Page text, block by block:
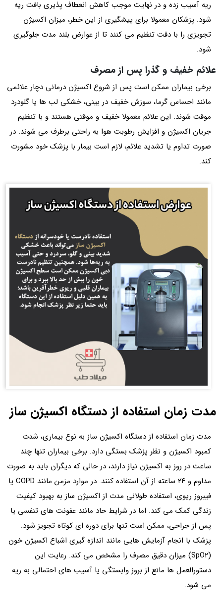
ریه آسیب زده و در نهایت موجب کاهش انعطاف‌ پذیری بافت ریه
شود. پزشکان معمولا برای پیشگیری از این خطر، میزان اکسیژن
تجویزی را با دقت تنظیم می کنند تا از عوارض بلند مدت جلوگیری
شود.
علائم خفیف و گذرا پس از مصرف
برخی بیماران ممکن است پس از شروع اکسیژن‌ درمانی دچار علائمی
مانند احساس گرما، سوزش خفیف در بینی، خشکی لب‌ ها یا گلودرد
موقت شوند. این علائم معمولا خفیف و موقتی هستند و با تنظیم
جریان اکسیژن و افزایش رطوبت هوا به‌ راحتی برطرف می شوند. در
صورت تداوم یا تشدید علائم، لازم است بیمار با پزشک خود مشورت
کند.
مدت زمان استفاده از دستگاه اکسیژن ساز
مدت زمان استفاده از دستگاه اکسیژن‌ ساز به نوع بیماری، شدت
کمبود اکسیژن و نظر پزشک بستگی دارد. برخی بیماران تنها چند
ساعت در روز به اکسیژن نیاز دارند، در حالی که دیگران باید به صورت
مداوم و ۲۴ ساعته از آن استفاده کنند. در موارد مزمن مانند COPD یا
فیبروز ریوی، استفاده طولانی‌ مدت از اکسیژن‌ ساز به بهبود کیفیت
زندگی کمک می کند. اما در شرایط حاد مانند عفونت‌ های تنفسی یا
پس از جراحی، ممکن است تنها برای دوره ای کوتاه تجویز شود.
پزشک با انجام آزمایش‌ هایی مانند اندازه گیری اشباع اکسیژن خون
(SpO2) میزان دقیق مصرف را مشخص می کند. رعایت این
دستورالعمل‌ ها مانع از بروز وابستگی یا آسیب‌ های احتمالی به ریه
می‌ شود.